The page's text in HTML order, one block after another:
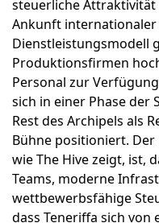
steuerliche Attraktivität
Ankunft
Dienstleistungsmodell
Produktionsfirmen
Personal zur
sich in einer Phase der
Rest des Archipels als
Bühne positioniert. Der
wie The Hive zeigt, ist,
Teams, moderne
wettbewerbsfähige
dass Teneriffa sich